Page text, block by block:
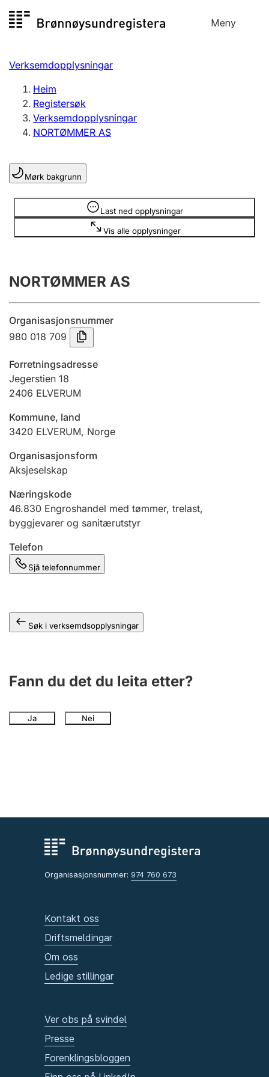
til
Meny
Registersøk
Aksjeselskap
Enkeltpersonføretak
Registrere, endre, slette
Lag og foreining
Registrere, endre, slette
Årsrekneskap
Innsending og forseinkingsgebyr
Tinglysing
Jeger
Ektepaktrettleiaren
Andre tema
Verksemdopplysningar
Heim
Registersøk
Verksemdopplysningar
NORTØMMER AS
Mørk bakgrunn
Last ned opplysningar
Vis alle opplysninger
Opplysninger er skjult
NORTØMMER AS
Organisasjonsnummer
980 018 709
Forretningsadresse
Jegerstien 18
2406 ELVERUM
Kommune, land
3420 ELVERUM, Norge
Organisasjonsform
Aksjeselskap
Næringskode
46.830 Engroshandel med tømmer, trelast,
byggjevarer og sanitærutstyr
Telefon
Sjå telefonnummer
Søk i verksemdsopplysningar
Fann du det du leita etter?
Ja Nei
Organisasjonsnummer: 974 760 673
Kontakt oss
Driftsmeldingar
Om oss
Ledige stillingar
Ver obs på svindel
Presse
Forenklingsbloggen